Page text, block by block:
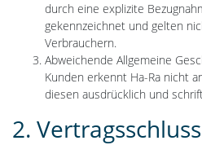
durch eine explizite
gekennzeichnet und gelten
Verbrauchern.
Abweichende Allgemeine
Kunden erkennt Ha-Ra nicht
diesen ausdrücklich und
2. Vertragsschluss